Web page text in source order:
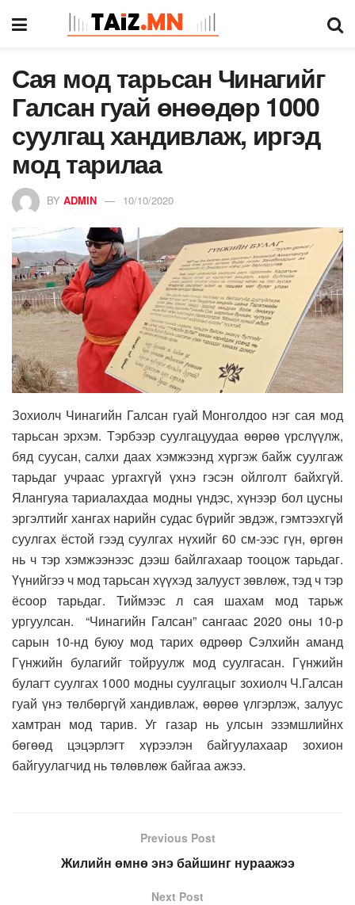
Сая мод тарьсан Чинагийг
Галсан гуай өнөөдөр 1000
суулгац хандивлаж, иргэд
мод тарилаа
BY ADMIN 10/10/2020
Зохиолч Чинагийн Галсан гуай Монголдоо нэг сая мод
тарьсан эрхэм. Тэрбээр суулгацуудаа өөрөө үрслүүлж,
бяд суусан, салхи даах хэмжээнд хүргэж байж суулгаж
тарьдаг учраас ургахгүй үхнэ гэсэн ойлголт байхгүй.
Ялангуяа тариалахдаа модны үндэс, хүнээр бол цусны
эргэлтийг хангах нарийн судас бүрийг эвдэж, гэмтээхгүй
суулгах ёстой гээд суулгах нүхийг 60 см-ээс гүн, өргөн
нь ч тэр хэмжээнээс дээш байлгахаар тооцож тарьдаг.
Үүнийгээ ч мод тарьсан хүүхэд залууст зөвлөж, тэд ч тэр
ёсоор тарьдаг. Тиймээс л сая шахам мод тарьж
ургуулсан. “Чинагийн Галсан” сангаас 2020 оны 10-р
сарын 10-нд буюу мод тарих өдрөөр Сэлхийн аманд
Гүнжийн булагийг тойруулж мод суулгасан. Гүнжийн
булагт суулгах 1000 модны суулгацыг зохиолч Ч.Галсан
гуай үнэ төлбөргүй хандивлаж, өөрөө үлгэрлэж, залуус
хамтран мод тарив. Уг газар нь улсын эзэмшлийнх
бөгөөд цэцэрлэгт хүрээлэн байгуулахаар зохион
байгуулагчид нь төлөвлөж байгаа ажээ.
Previous Post
Жилийн өмнө энэ байшинг нураажээ
Next Post